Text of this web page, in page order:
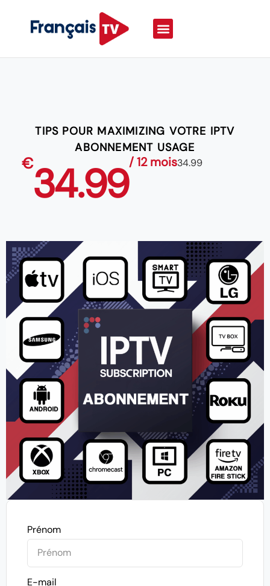
TIPS POUR MAXIMIZING VOTRE IPTV
ABONNEMENT USAGE
€34.99/ 12 mois34.99
Prénom
E-mail